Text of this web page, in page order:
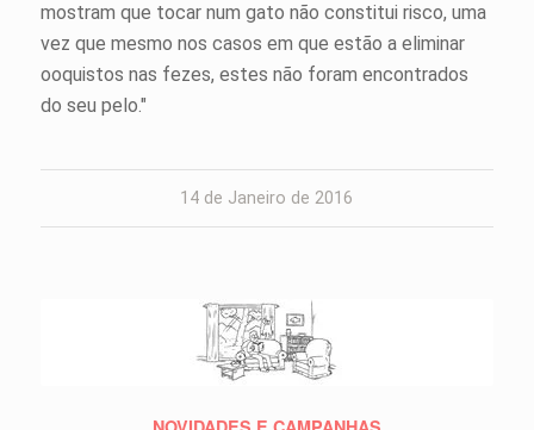
mostram que tocar num gato não constitui risco, uma
vez que mesmo nos casos em que estão a eliminar
ooquistos nas fezes, estes não foram encontrados
do seu pelo."
14 de Janeiro de 2016